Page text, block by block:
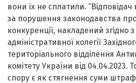
вони їх не сплатили.
за порушення законодавства
конкуренції, накладений згідно
адміністративної колегії
територіального відділення
комітету України від 04.04.2023.
спору є як стягнення суми